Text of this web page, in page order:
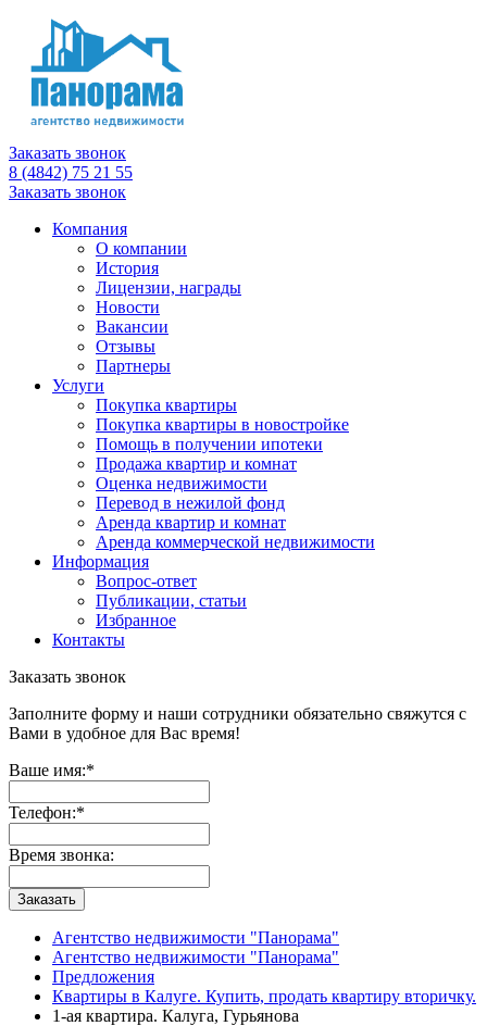
Заказать звонок
8 (4842) 75 21 55
Заказать звонок
Компания
О компании
История
Лицензии, награды
Новости
Вакансии
Отзывы
Партнеры
Услуги
Покупка квартиры
Покупка квартиры в новостройке
Помощь в получении ипотеки
Продажа квартир и комнат
Оценка недвижимости
Перевод в нежилой фонд
Аренда квартир и комнат
Аренда коммерческой недвижимости
Информация
Вопрос-ответ
Публикации, статьи
Избранное
Контакты
Заказать звонок
Заполните форму и наши сотрудники обязательно свяжутся с
Вами в удобное для Вас время!
Ваше имя:*
Телефон:*
Время звонка:
Заказать
Агентство недвижимости "Панорама"
Агентство недвижимости "Панорама"
Предложения
Квартиры в Калуге. Купить, продать квартиру вторичку.
1-ая квартира. Калуга, Гурьянова